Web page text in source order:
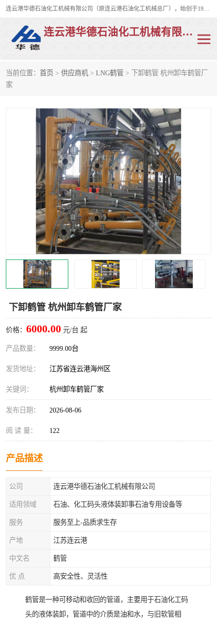
连云港华德石油化工机械有限公司（原连云港石油化工机械总厂），始创于1982年，是从事码头船用流体装卸臂、陆用流体装卸臂（鹤管）、活动梯、钢构平台、定量装车系统等全系列流体装卸设备的设计、制造、销售以及服务的专业供应商。
连云港华德石油化工机械有限公司
当前位置： 首页 > 供应商机 > LNG鹤管 > 下卸鹤管 杭州卸车鹤管厂
家
下卸鹤管 杭州卸车鹤管厂家
价格： 6000.00 元/台 起
产品数量： 9999.00台
发货地址： 江苏省连云港海州区
关键词： 杭州卸车鹤管厂家
发布日期： 2026-08-06
阅 读 量： 122
产品描述
公司 连云港华德石油化工机械有限公司
适用领域 石油、化工码头液体装卸事石油专用设备等
服务 服务至上-品质求生存
产地 江苏连云港
中文名 鹤管
优 点 高安全性、灵活性
鹤管是一种可移动和收回的管道，主要用于石油化工码
头的液体装卸，管道中的介质是油和水，与旧软管相
液氨鹤管 液氯鹤管
活动梯
平台栈桥 卸车鹤管
装车鹤管 输油臂
紧急脱离干式接头 火车鹤管
汽车鹤管 顶部鹤管
底部鹤管 低温鹤管
浮动出油装置 鹤管